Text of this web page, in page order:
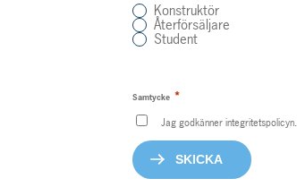
Konstruktör
Återförsäljare
Student
Samtycke *
Jag godkänner integritetspolicyn.